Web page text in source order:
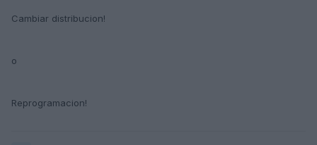
Cambiar distribucion!
o
Reprogramacion!